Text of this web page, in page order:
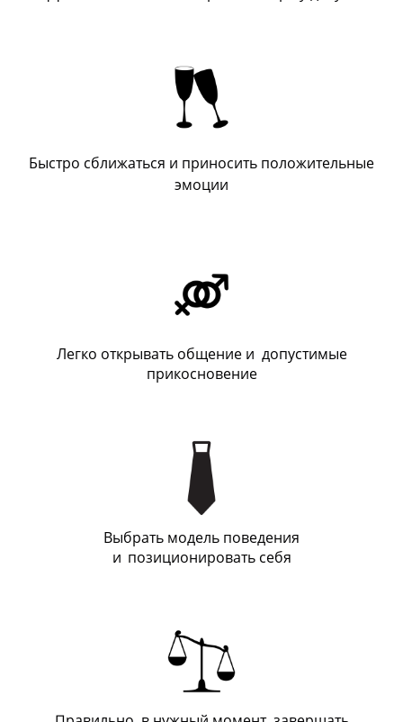
Быстро сближаться и приносить положительные
эмоции
Легко открывать общение и допустимые
прикосновение
Выбрать модель поведения
и позиционировать себя